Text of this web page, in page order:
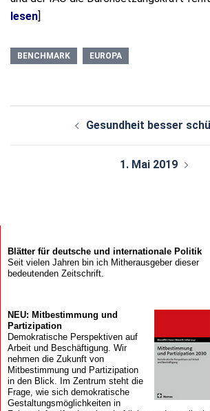
lesen]
BENCHMARK EUROPA
Beitragsnavigation
Gesundheit besser
1. Mai 2019
Blätter für deutsche und internationale Politik
Seit vielen Jahren bin ich Mitherausgeber dieser
bedeutenden Zeitschrift.
NEU: Mitbestimmung und
Partizipation
Demokratische Perspektiven auf
Arbeit und Beschäftigung. Wir
nehmen die Zukunft von
Mitbestimmung und Partizipation
in den Blick. Im Zentrum steht die
Frage, wie sich demokratische
Gestaltungsmöglichkeiten in